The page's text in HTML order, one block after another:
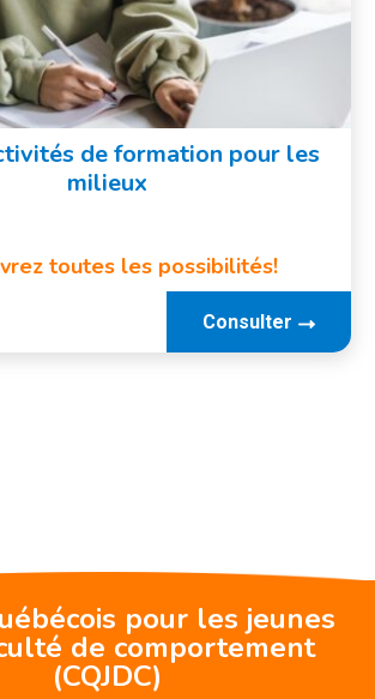
de formation pour les
milieux
toutes les possibilités!
Consulter
pour les jeunes
de comportement
(CQJDC)